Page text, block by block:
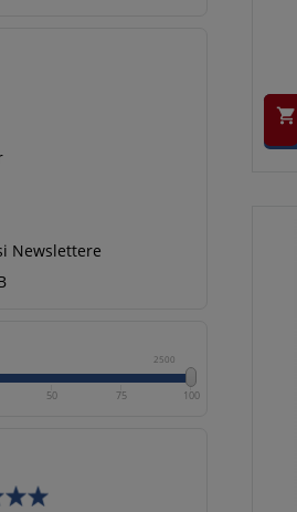
Newslettere
2500
50 75 100
